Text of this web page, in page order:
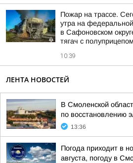
Пожар на трассе.
утра на
в Сафоновском
тягач с
10:39
ЛЕНТА НОВОСТЕЙ
В Смоленской
по восстановлению
13:36
Погода приходит в
августа, погоду в